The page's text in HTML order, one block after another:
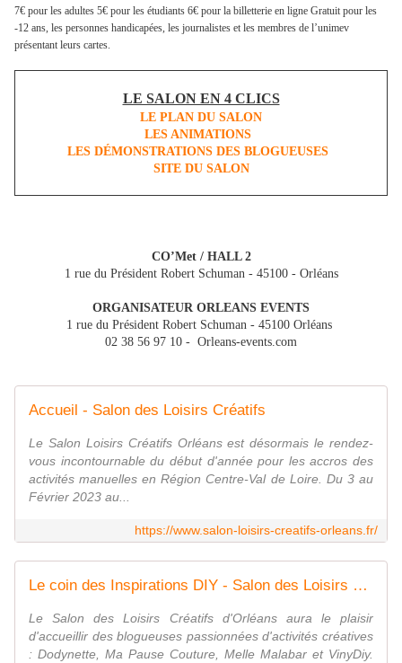
7€ pour les adultes 5€ pour les étudiants 6€ pour la billetterie en ligne Gratuit pour les
-12 ans, les personnes handicapées, les journalistes et les membres de l’unimev
présentant leurs cartes.
LE SALON EN 4 CLICS
LE PLAN DU SALON
LES ANIMATIONS
LES DÉMONSTRATIONS DES BLOGUEUSES
SITE DU SALON
CO’Met / HALL 2
1 rue du Président Robert Schuman - 45100 - Orléans
ORGANISATEUR ORLEANS EVENTS
1 rue du Président Robert Schuman - 45100 Orléans
02 38 56 97 10 - Orleans-events.com
Accueil - Salon des Loisirs Créatifs
Le Salon Loisirs Créatifs Orléans est désormais le rendez-
vous incontournable du début d'année pour les accros des
activités manuelles en Région Centre-Val de Loire. Du 3 au
Février 2023 au...
https://www.salon-loisirs-creatifs-orleans.fr/
Le coin des Inspirations DIY - Salon des Loisirs Créatifs
Le Salon des Loisirs Créatifs d'Orléans aura le plaisir
d'accueillir des blogueuses passionnées d'activités créatives
: Dodynette, Ma Pause Couture, Melle Malabar et VinyDiy.